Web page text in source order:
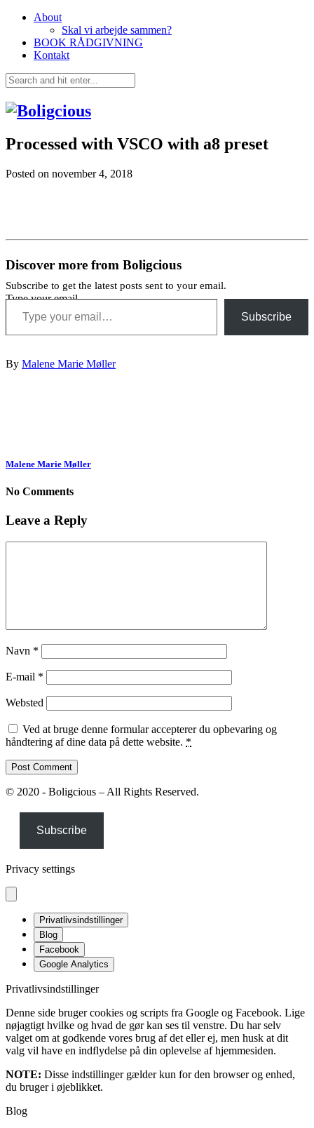
About
Skal vi arbejde sammen?
BOOK RÅDGIVNING
Kontakt
Processed with VSCO with a8 preset
Posted on november 4, 2018
Discover more from Boligcious
Subscribe to get the latest posts sent to your email.
Type your email…
Subscribe
By Malene Marie Møller
Malene Marie Møller
No Comments
Leave a Reply
Navn *
E-mail *
Websted
Ved at bruge denne formular accepterer du opbevaring og
håndtering af dine data på dette website. *
© 2020 - Boligcious – All Rights Reserved.
Subscribe
Privacy settings
Privatlivsindstillinger
Blog
Facebook
Google Analytics
Privatlivsindstillinger
Denne side bruger cookies og scripts fra Google og Facebook. Lige
nøjagtigt hvilke og hvad de gør kan ses til venstre. Du har selv
valget om at godkende vores brug af det eller ej, men husk at dit
valg vil have en indflydelse på din oplevelse af hjemmesiden.
NOTE: Disse indstillinger gælder kun for den browser og enhed,
du bruger i øjeblikket.
Blog